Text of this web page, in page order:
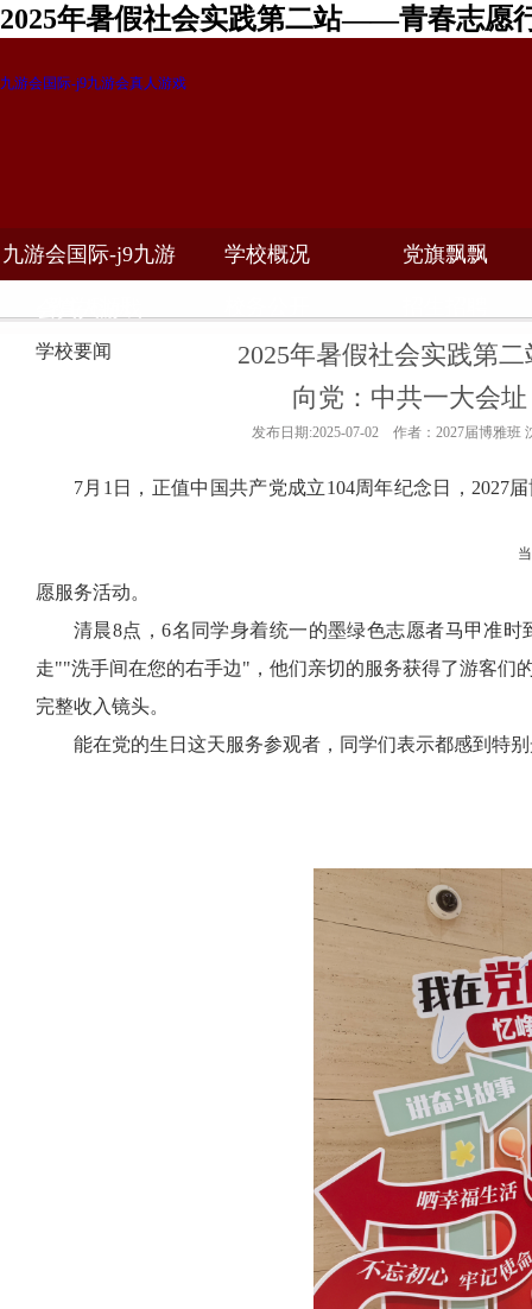
2025年暑假社会实践第二站——青春志愿
九游会国际-j9九游会真人游戏
九游会国际-j9九游 学校概况 党旗飘飘
学校要闻
2025年暑假社会实践第
向党：中共一大会址
发布日期:2025-07-02 作者：2027届博雅班
7月 1 日，正值中国共产党成立104周年纪念日， 2027届
愿服务活动。
清晨8点，6名同学身着统一的墨绿色志愿者马甲准
走""洗手间在您的右手边" ，他们亲切的服务获得了游客们
完整收入镜头。
能在党的生日这天服务参观者，同学们表示都感到特